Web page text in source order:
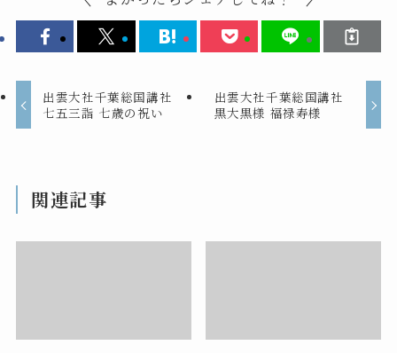
出雲大社千葉総国講社
七五三詣 七歳の祝い
出雲大社千葉総国講社
黒大黒様 福禄寿様
関連記事